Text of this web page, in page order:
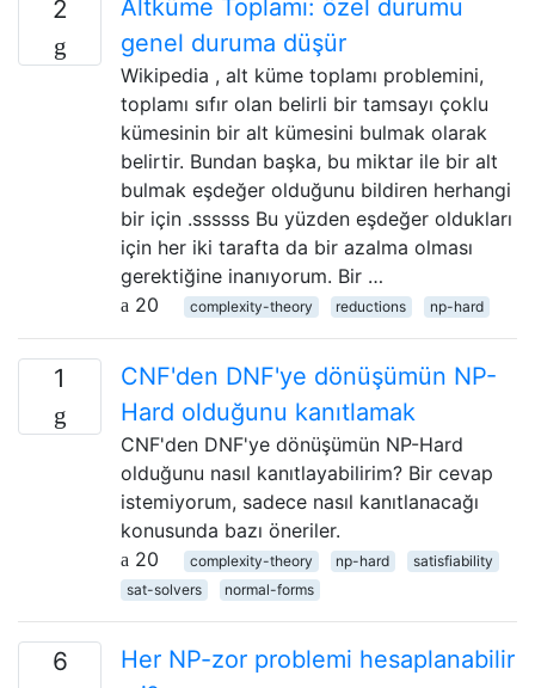
2
Altküme Toplamı: özel durumu
genel duruma düşür
Wikipedia , alt küme toplamı problemini,
toplamı sıfır olan belirli bir tamsayı çoklu
kümesinin bir alt kümesini bulmak olarak
belirtir. Bundan başka, bu miktar ile bir alt
bulmak eşdeğer olduğunu bildiren herhangi
bir için .ssssss Bu yüzden eşdeğer oldukları
için her iki tarafta da bir azalma olması
gerektiğine inanıyorum. Bir …
20
complexity-theory reductions np-hard
1
CNF'den DNF'ye dönüşümün NP-
Hard olduğunu kanıtlamak
CNF'den DNF'ye dönüşümün NP-Hard
olduğunu nasıl kanıtlayabilirim? Bir cevap
istemiyorum, sadece nasıl kanıtlanacağı
konusunda bazı öneriler.
20
complexity-theory np-hard
satisfiability
sat-solvers
normal-forms
6
Her NP-zor problemi hesaplanabilir